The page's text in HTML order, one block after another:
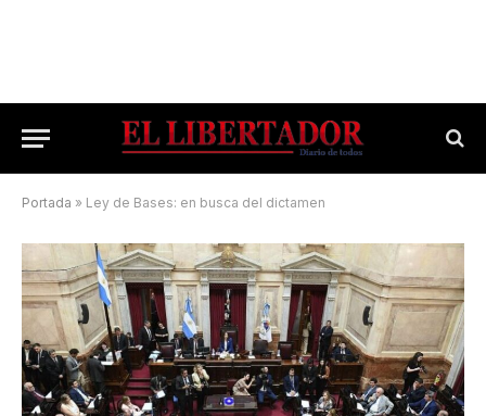
Portada » Ley de Bases: en busca del dictamen